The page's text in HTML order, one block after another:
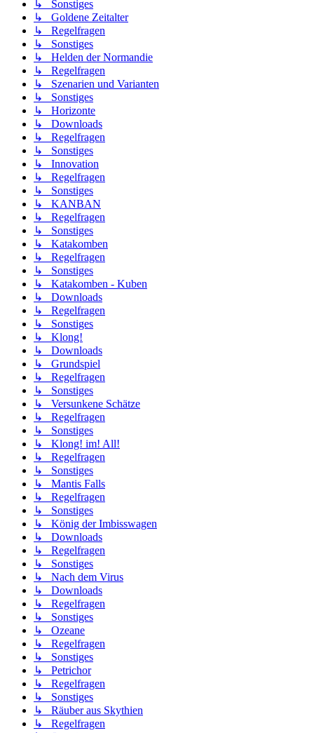
↳ Sonstiges
↳ Goldene Zeitalter
↳ Regelfragen
↳ Sonstiges
↳ Helden der Normandie
↳ Regelfragen
↳ Szenarien und Varianten
↳ Sonstiges
↳ Horizonte
↳ Downloads
↳ Regelfragen
↳ Sonstiges
↳ Innovation
↳ Regelfragen
↳ Sonstiges
↳ KANBAN
↳ Regelfragen
↳ Sonstiges
↳ Katakomben
↳ Regelfragen
↳ Sonstiges
↳ Katakomben - Kuben
↳ Downloads
↳ Regelfragen
↳ Sonstiges
↳ Klong!
↳ Downloads
↳ Grundspiel
↳ Regelfragen
↳ Sonstiges
↳ Versunkene Schätze
↳ Regelfragen
↳ Sonstiges
↳ Klong! im! All!
↳ Regelfragen
↳ Sonstiges
↳ Mantis Falls
↳ Regelfragen
↳ Sonstiges
↳ König der Imbisswagen
↳ Downloads
↳ Regelfragen
↳ Sonstiges
↳ Nach dem Virus
↳ Downloads
↳ Regelfragen
↳ Sonstiges
↳ Ozeane
↳ Regelfragen
↳ Sonstiges
↳ Petrichor
↳ Regelfragen
↳ Sonstiges
↳ Räuber aus Skythien
↳ Regelfragen